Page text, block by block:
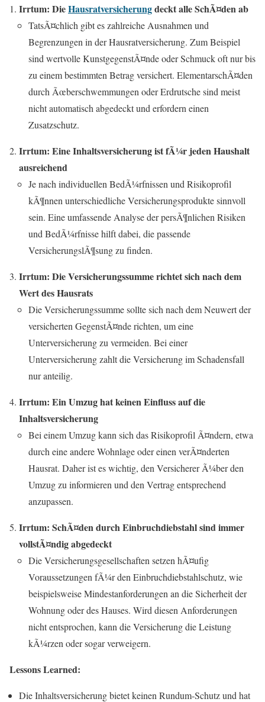
Irrtum: DieHausratversicherungdeckt alle SchÃ¤den ab
TatsÃ¤chlich gibt es zahlreiche Ausnahmen und
Begrenzungen in der Hausratversicherung. Zum Beispiel
sind wertvolle KunstgegenstÃ¤nde oder Schmuck oft nur bis
zu einem bestimmten Betrag versichert. ElementarschÃ¤den
durch Ãœberschwemmungen oder Erdrutsche sind meist
nicht automatisch abgedeckt und erfordern einen
Zusatzschutz.
Irrtum: Eine Inhaltsversicherung ist fÃ¼r jeden Haushalt
ausreichend
Je nach individuellen BedÃ¼rfnissen und Risikoprofil
kÃ¶nnen unterschiedliche Versicherungsprodukte sinnvoll
sein. Eine umfassende Analyse der persÃ¶nlichen Risiken
und BedÃ¼rfnisse hilft dabei, die passende
VersicherungslÃ¶sung zu finden.
Irrtum: Die Versicherungssumme richtet sich nach dem
Wert des Hausrats
Die Versicherungssumme sollte sich nach dem Neuwert der
versicherten GegenstÃ¤nde richten, um eine
Unterversicherung zu vermeiden. Bei einer
Unterversicherung zahlt die Versicherung im Schadensfall
nur anteilig.
Irrtum: Ein Umzug hat keinen Einfluss auf die
Inhaltsversicherung
Bei einem Umzug kann sich das Risikoprofil Ã¤ndern, etwa
durch eine andere Wohnlage oder einen verÃ¤nderten
Hausrat. Daher ist es wichtig, den Versicherer Ã¼ber den
Umzug zu informieren und den Vertrag entsprechend
anzupassen.
Irrtum: SchÃ¤den durch Einbruchdiebstahl sind immer
vollstÃ¤ndig abgedeckt
Die Versicherungsgesellschaften setzen hÃ¤ufig
Voraussetzungen fÃ¼r den Einbruchdiebstahlschutz, wie
beispielsweise Mindestanforderungen an die Sicherheit der
Wohnung oder des Hauses. Wird diesen Anforderungen
nicht entsprochen, kann die Versicherung die Leistung
kÃ¼rzen oder sogar verweigern.
Lessons Learned:
Die Inhaltsversicherung bietet keinen Rundum-Schutz und hat